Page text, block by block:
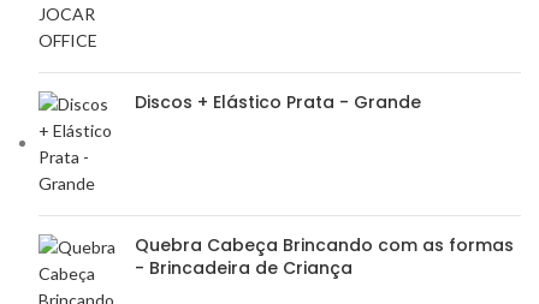
Discos + Elástico Prata - Grande
Quebra Cabeça Brincando com as formas
- Brincadeira de Criança